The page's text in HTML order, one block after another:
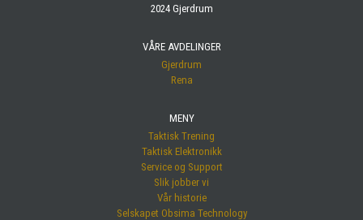
2024 Gjerdrum
VÅRE AVDELINGER
Gjerdrum
Rena
MENY
Taktisk Trening
Taktisk Elektronikk
Service og Support
Slik jobber vi
Vår historie
Selskapet Obsima Technology